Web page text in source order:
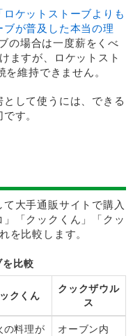
ケットストーブよりも
が普及した本当の理
の場合は一度薪をくべ
ますが、ロケットスト
維持できません。
して使うには、できる
す。
大手通販サイトで購入
「クックくん」「クッ
を比較します。
を比較
クくん
クックザウル
ス
の料理が
オーブン内